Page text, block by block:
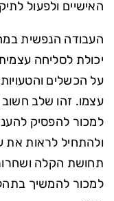
האישיים ולפעול
העבודה הנפשית
יכולת לסליחה
על הכשלים
עצמו. זהו שלב
למכור להפסיק
ולהתחיל לראות את
תחושת הקלה
למכור להמשיך